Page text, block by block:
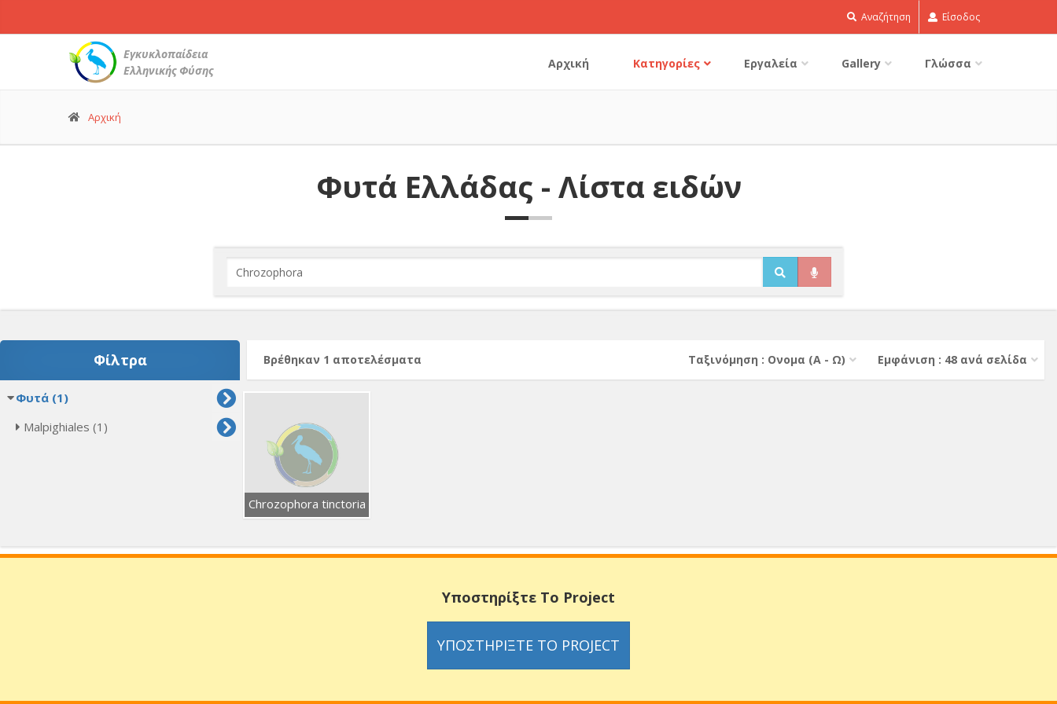
Αναζήτηση Είσοδος
Εγκυκλοπαίδεια
Ελληνικής Φύσης
Αρχική Κατηγορίες Εργαλεία Gallery Γλώσσα
Αρχική
Φυτά Ελλάδας - Λίστα ειδών
Φίλτρα
Φυτά (1)
Malpighiales (1)
Βρέθηκαν 1 αποτελέσματα Εμφάνιση : 48 ανά σελίδα
Тαξινόμηση : Ονομα (A - Ω)
Chrozophora tinctoria
Υποστηρίξτε Το Project
ΥΠΟΣΤΗΡΊΞΤΕ ΤΟ PROJECT